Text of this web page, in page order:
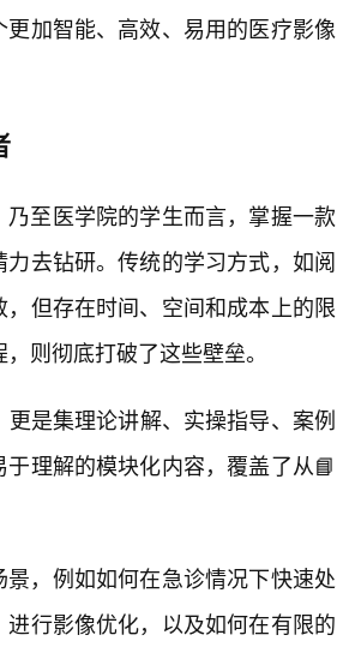
加智能、高效、易用的医疗影像
至医学院的学生而言，掌握一款
去钻研。传统的学习方式，如阅
但存在时间、空间和成本上的限
则彻底打破了这些壁垒。
是集理论讲解、实操指导、案例
理解的模块化内容，覆盖了从📘
，例如如何在急诊情况下快速处
行影像优化，以及如何在有限的